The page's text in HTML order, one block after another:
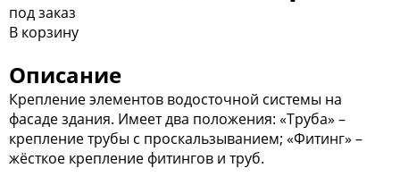
под заказ
В корзину
Описание
Крепление элементов водосточной системы на
фасаде здания. Имеет два положения: «Труба» –
крепление трубы с проскальзыванием; «Фитинг» –
жёсткое крепление фитингов и труб.